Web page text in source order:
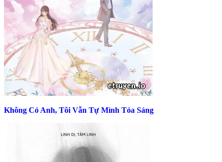
Không Có Anh, Tôi Vẫn Tự Mình Tỏa Sáng